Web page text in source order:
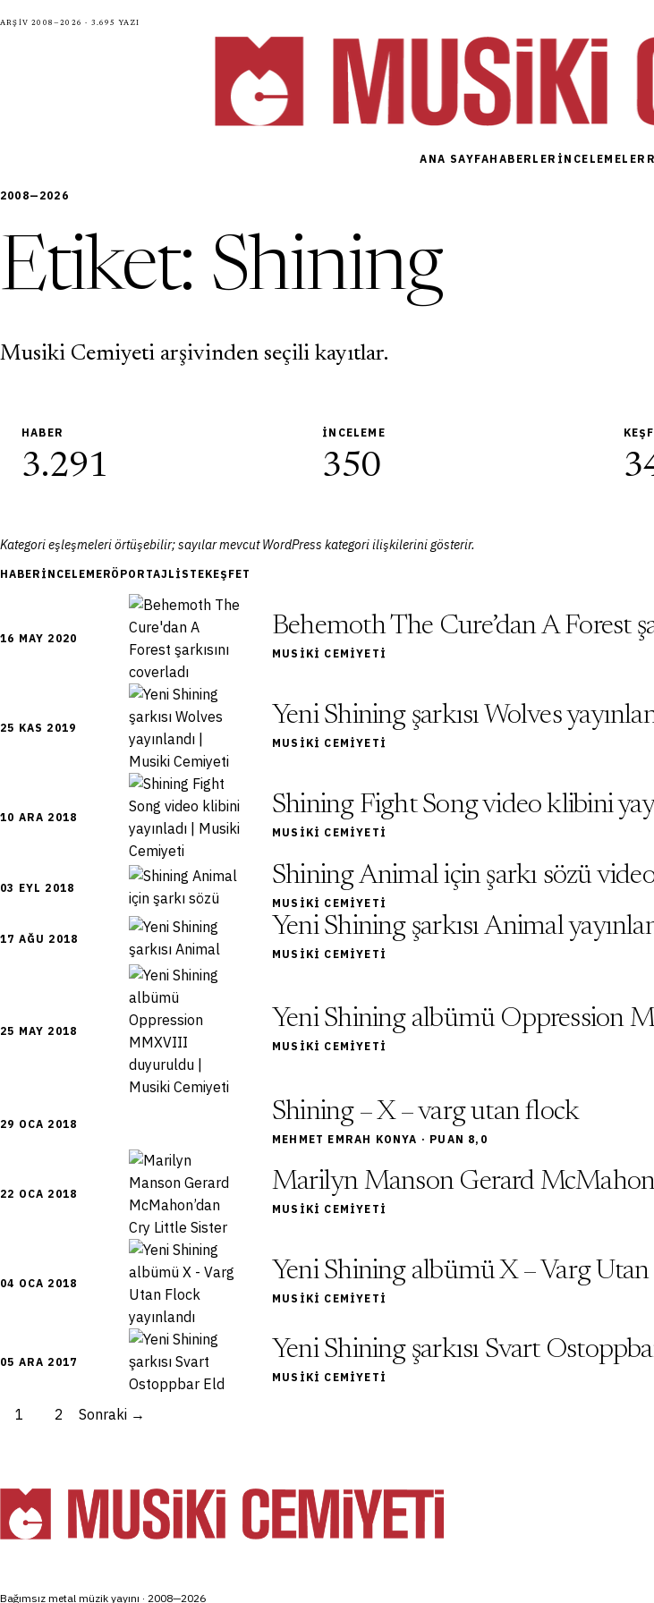
Arşiv 2008—2026 · 3.695 yazı
ANA SAYFAHABERLER İNCELEMELER
2008—2026
Etiket: Shining
Musiki Cemiyeti arşivinden seçili kayıtlar.
HABER
3.291
İNCELEME
350
Kategori eşleşmeleri örtüşebilir; sayılar mevcut WordPress kategori ilişkilerini gösterir.
HABER İNCELEMERÖPORTAJ LISTEKEŞFET
16 MAY 2020 Behemoth The Cure’dan A Forest
MUSIKI CEMIYETI
25 KAS 2019 Yeni Shining şarkısı Wolves
MUSIKI CEMIYETI
10 ARA 2018 Shining Fight Song video klibini
MUSIKI CEMIYETI
03 EYL 2018 Shining Animal için şarkı sözü
MUSIKI CEMIYETI
17 AĞU 2018 Yeni Shining şarkısı Animal
MUSIKI CEMIYETI
25 MAY 2018 Yeni Shining albümü Oppression
MUSIKI CEMIYETI
29 OCA 2018 Shining – X – varg utan flock
MEHMET EMRAH KONYA · PUAN 8,0
22 OCA 2018 Marilyn Manson Gerard
MUSIKI CEMIYETI
04 OCA 2018 Yeni Shining albümü X – Varg Utan
MUSIKI CEMIYETI
05 ARA 2017 Yeni Shining şarkısı Svart
MUSIKI CEMIYETI
1 2 Sonraki →
Bağımsız metal müzik yayını · 2008—2026